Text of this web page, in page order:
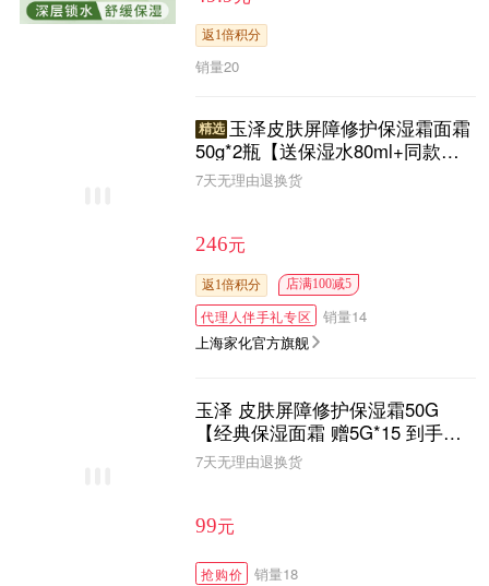
返1倍积分
销量20
精选 玉泽皮肤屏障修护保湿霜面霜
50g*2瓶【送保湿水80ml+同款面
霜5g*10（包装随机）】
7天无理由退换货
246元
返1倍积分 店满100减5
代理人伴手礼专区 销量14
上海家化官方旗舰
玉泽 皮肤屏障修护保湿霜50G
【经典保湿面霜 赠5G*15 到手共1
25g】
7天无理由退换货
99元
抢购价 销量18